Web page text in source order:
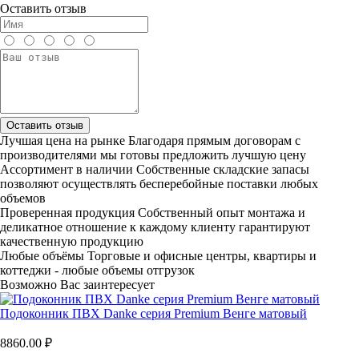
Оставить отзыв
Оставить отзыв
Лучшая цена на рынке Благодаря прямым договорам с
производителями мы готовы предложить лучшую цену
Ассортимент в наличии Собственные складские запасы
позволяют осуществлять бесперебойные поставки любых
объемов
Проверенная продукция Собственный опыт монтажа и
деликатное отношение к каждому клиенту гарантируют
качественную продукцию
Любые объёмы Торговые и офисные центры, квартиры и
коттеджи - любые объемы отгрузок
Возможно Вас заинтересует
Подоконник ПВХ Danke серия Premium Венге матовый
8860.00 ₽